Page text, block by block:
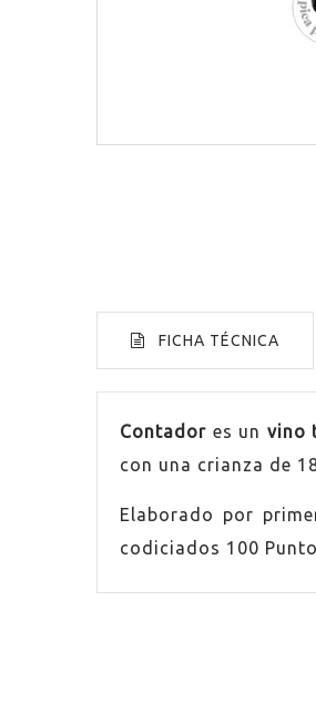
FICHA TÉCNICA
VOLUMEN
GRADUACIÓN
Contador es un vino
con una crianza de
Elaborado por
codiciados 100